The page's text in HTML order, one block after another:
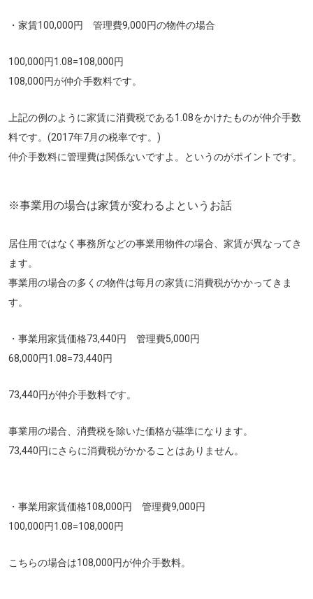
・家賃100,000円 管理費9,000円の物件の場合
100,000円1.08=108,000円
108,000円が仲介手数料です。
上記の例のように家賃に消費税である1.08をかけたものが仲介手数
料です。(2017年7月の税率です。)
仲介手数料に管理費は関係ないですよ。というのがポイントです。
※事業用の場合は家賃が変わるよというお話
居住用ではなく事務所などの事業用物件の場合、家賃が異なってき
ます。
事業用の場合の多くの物件は毎月の家賃に消費税がかかってきま
す。
・事業用家賃価格73,440円 管理費5,000円
68,000円1.08=73,440円
73,440円が仲介手数料です。
事業用の場合、消費税を除いた価格が基準になります。
73,440円にさらに消費税がかかることはありません。
・事業用家賃価格108,000円 管理費9,000円
100,000円1.08=108,000円
こちらの場合は108,000円が仲介手数料。